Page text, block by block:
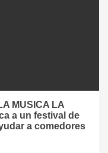
MUSICA LA
a un festival de
a comedores